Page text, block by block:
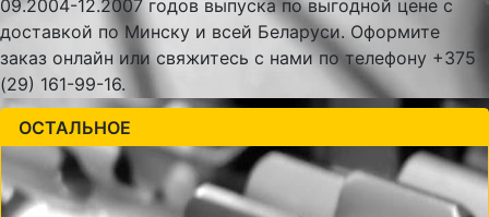
09.2004-12.2007 годов выпуска по выгодной цене с
доставкой по Минску и всей Беларуси. Оформите
заказ онлайн или свяжитесь с нами по телефону +375
(29) 161-99-16.
ОСТАЛЬНОЕ